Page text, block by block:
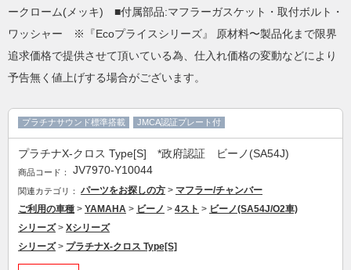
ークローム(メッキ) ■付属部品:マフラーガスケット・取付ボルト・
ワッシャー ※『Ecoプライスシリーズ』 原材料〜製品化まで限界
追求価格で提供させて頂いている為、仕入れ価格の変動などにより
予告無く値上げする場合がございます。
プラチナサウンド標準搭載 JMCA認証プレート付
プラチナX-クロス Type[S] *政府認証 ビーノ(SA54J)
商品コード： JV7970-Y10044
関連カテゴリ： パーツをお探しの方 > マフラー/チャンバー
ご利用の車種 > YAMAHA > ビーノ > 4スト > ビーノ(SA54J/O2車)
シリーズ> Xシリーズ
シリーズ> プラチナX-クロス Type[S]